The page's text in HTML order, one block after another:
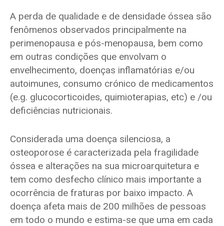
A perda de qualidade e de densidade óssea são
fenômenos observados principalmente na
perimenopausa e pós-menopausa, bem como
em outras condições que envolvam o
envelhecimento, doenças inflamatórias e/ou
autoimunes, consumo crónico de medicamentos
(e.g. glucocorticoides, quimioterapias, etc) e /ou
deficiências nutricionais.
Considerada uma doença silenciosa, a
osteoporose é caracterizada pela fragilidade
óssea e alterações na sua microarquitetura e
tem como desfecho clínico mais importante a
ocorrência de fraturas por baixo impacto. A
doença afeta mais de 200 milhões de pessoas
em todo o mundo e estima-se que uma em cada